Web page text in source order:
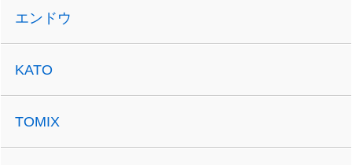
エンドウ
KATO
TOMIX